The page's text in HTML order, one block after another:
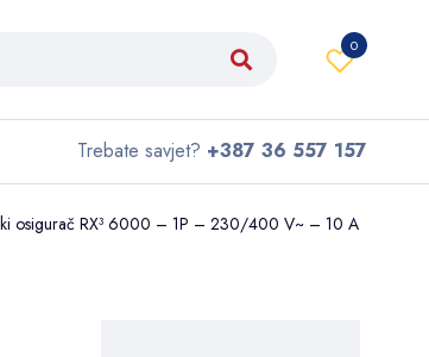
0
Trebate savjet? +387 36 557 157
osigurač RX³ 6000 – 1P – 230/400 V~ – 10 A